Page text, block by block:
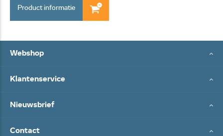
Product informatie
Webshop
Klantenservice
Nieuwsbrief
Contact